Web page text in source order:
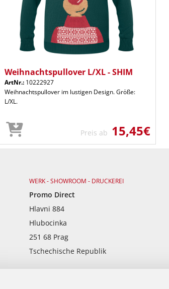
Weihnachtspullover L/XL - SHIM
ArtNr.: 10222927
Weihnachtspullover im lustigen Design. Größe:
L/XL.
Preis ab 15,45€
WERK - SHOWROOM - DRUCKEREI
Promo Direct
Hlavni 884
Hlubocinka
251 68 Prag
Tschechische Republik